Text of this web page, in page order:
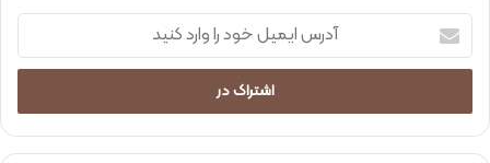
ر
ا
ی